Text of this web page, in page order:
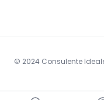
© 2024 Consulente